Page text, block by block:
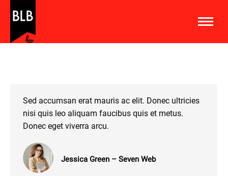
Sed accumsan erat mauris ac elit. Donec ultricies
nisi quis leo aliquam faucibus quis et metus.
Donec eget viverra arcu.
Jessica Green – Seven Web